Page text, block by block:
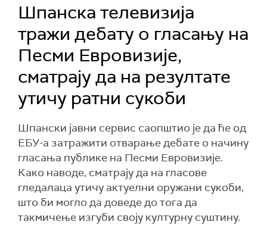
Шпанска телевизија
тражи дебату о гласању на
Песми Евровизије,
сматрају да на резултате
утичу ратни сукоби
Шпански јавни сервис саопштио је да ће од
ЕБУ-а затражити отварање дебате о начину
гласања публике на Песми Евровизије.
Како наводе, сматрају да на гласове
гледалаца утичу актуелни оружани сукоби,
што би могло да доведе до тога да
такмичење изгуби своју културну суштину.